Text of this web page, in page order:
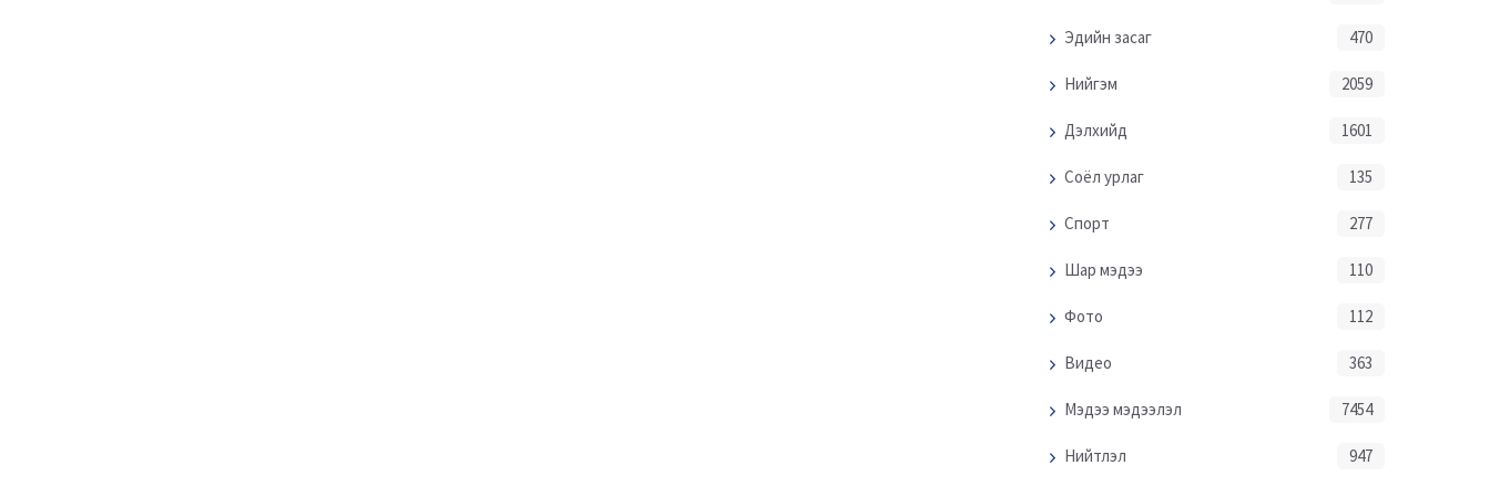
Эдийн засаг 470
Нийгэм 2059
Дэлхийд 1601
Соёл урлаг 135
Спорт 277
Шар мэдээ 110
Фото 112
Видео 363
Мэдээ мэдээлэл 7454
Нийтлэл 947